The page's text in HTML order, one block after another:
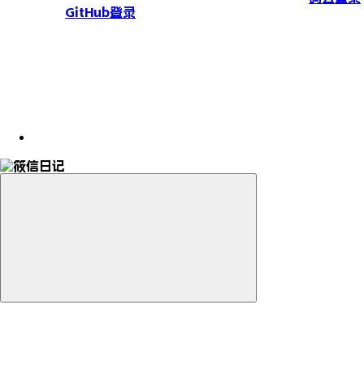
GitHub登录